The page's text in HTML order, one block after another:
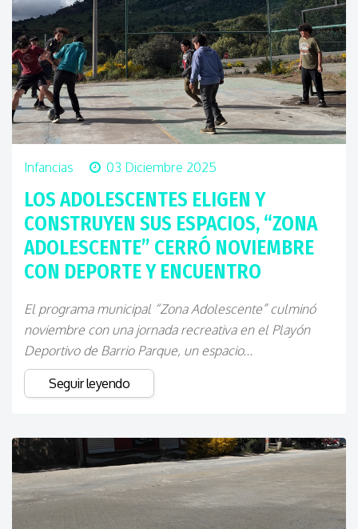
Infancias 03 Diciembre 2025
LOS ADOLESCENTES ELIGEN Y
CONSTRUYEN SUS ESPACIOS, “ZONA
ADOLESCENTE” CERRÓ NOVIEMBRE
CON DEPORTE Y ENCUENTRO
El programa municipal “Zona Adolescente” culminó
noviembre con una jornada recreativa en el Playón
Deportivo de Barrio Parque, un espacio...
Seguir leyendo